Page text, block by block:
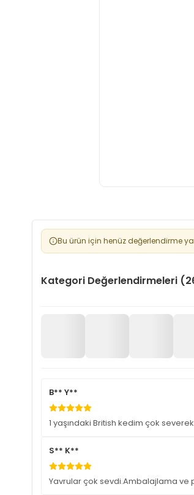
Bu ürün için henüz değerlendirme
Kategori Değerlendirmeleri
B** Y**
1 yaşındaki British kedim çok
S** K**
Yavrular çok sevdi.Ambalajlama ve